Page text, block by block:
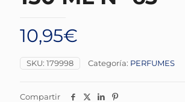
10,95€
SKU: 179998 Categoría: PERFUMES
Compartir